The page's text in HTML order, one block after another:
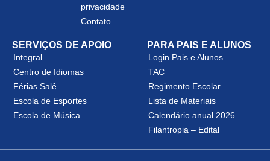
privacidade
Contato
SERVIÇOS DE APOIO
Integral
Centro de Idiomas
Férias Salê
Escola de Esportes
Escola de Música
PARA PAIS E ALUNOS
Login Pais e Alunos
TAC
Regimento Escolar
Lista de Materiais
Calendário anual 2026
Filantropia – Edital